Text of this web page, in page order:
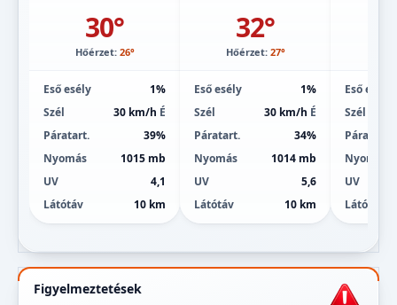
30°
Hőérzet: 26°
Eső esély
1%
Szél
30 km/h É
Páratart.
39%
Nyomás
1015 mb
UV
4,1
Látótáv
10 km
32°
Hőérzet: 27°
Eső esély
1%
Szél
30 km/h É
Páratart.
34%
Nyomás
1014 mb
UV
5,6
Látótáv
10 km
Eső esély
Szél
Páratart.
Nyomás
UV
Látótáv
Figyelmeztetések